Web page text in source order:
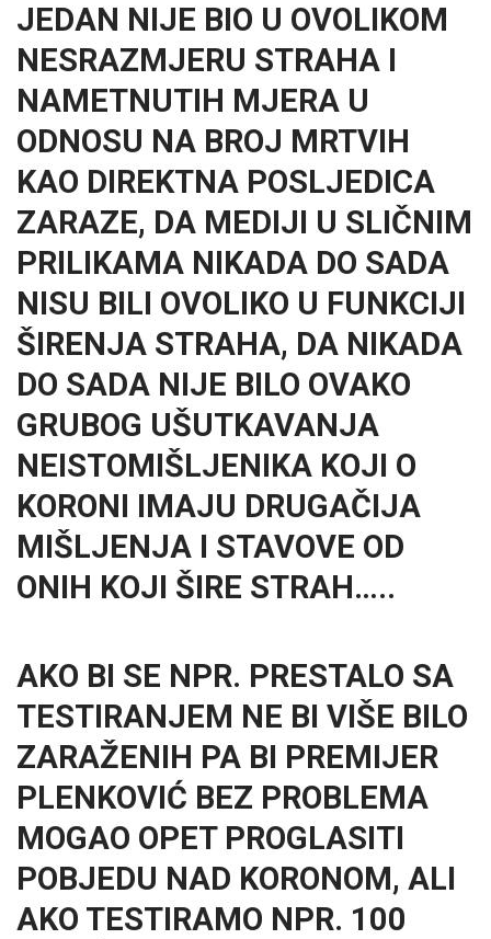
JEDAN NIJE BIO U OVOLIKOM
NESRAZMJERU STRAHA I
NAMETNUTIH MJERA U
ODNOSU NA BROJ MRTVIH
KAO DIREKTNA POSLJEDICA
ZARAZE, DA MEDIJI U SLIČNIM
PRILIKAMA NIKADA DO SADA
NISU BILI OVOLIKO U FUNKCIJI
ŠIRENJA STRAHA, DA NIKADA
DO SADA NIJE BILO OVAKO
GRUBOG UŠUTKAVANJA
NEISTOMIŠLJENIKA KOJI O
KORONI IMAJU DRUGAČIJA
MIŠLJENJA I STAVOVE OD
ONIH KOJI ŠIRE STRAH…..
AKO BI SE NPR. PRESTALO SA
TESTIRANJEM NE BI VIŠE BILO
ZARAŽENIH PA BI PREMIJER
PLENKOVIĆ BEZ PROBLEMA
MOGAO OPET PROGLASITI
POBJEDU NAD KORONOM, ALI
AKO TESTIRAMO NPR. 100